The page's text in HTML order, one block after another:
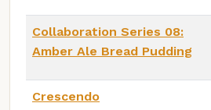
Collaboration Series 08:
Amber Ale Bread Pudding
Crescendo